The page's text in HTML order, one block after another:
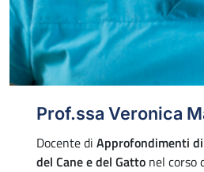
Prof.ssa Veronica
Docente di Approfondimenti
del Cane e del Gattonel corso